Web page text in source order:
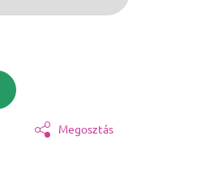
Megosztás